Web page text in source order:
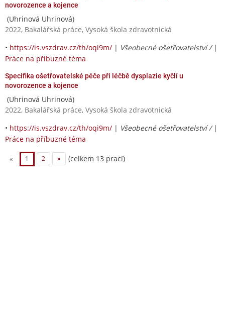
novorozence a kojence
(Uhrinová Uhrinová)
2022, Bakalářská práce, Vysoká škola zdravotnická
• https://is.vszdrav.cz/th/oqi9m/ | Všeobecné ošetřovatelství / |
Práce na příbuzné téma
Specifika ošetřovatelské péče při léčbě dysplazie kyčlí u
novorozence a kojence
(Uhrinová Uhrinová)
2022, Bakalářská práce, Vysoká škola zdravotnická
• https://is.vszdrav.cz/th/oqi9m/ | Všeobecné ošetřovatelství / |
Práce na příbuzné téma
« 1 2 » (celkem 13 prací)